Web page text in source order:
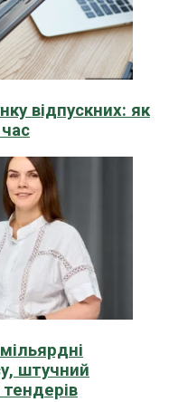
відпускних: як
штучний